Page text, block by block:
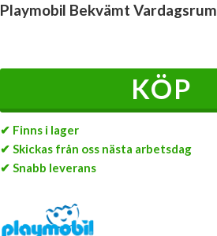
Playmobil Bekvämt Vardagsrum
KÖP
✔ Finns i lager
✔ Skickas från oss nästa arbetsdag
✔ Snabb leverans